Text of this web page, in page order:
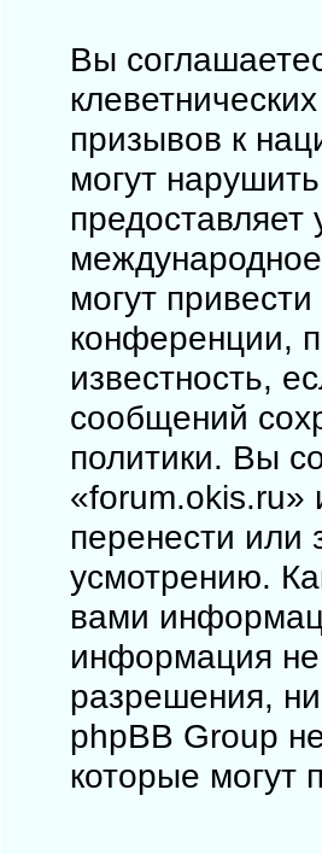
Вы
призывов к
могут
могут
конференции,
известность,
сообщений
политики. Вы
«forum.okis.ru»
перенести
усмотрению.
вами
информация не
разрешения,
phpBB Group
которые могут